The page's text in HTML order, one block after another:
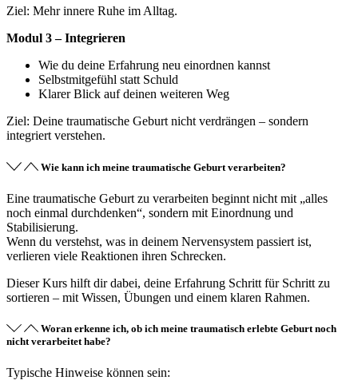
Ziel: Mehr innere Ruhe im Alltag.
Modul 3 – Integrieren
Wie du deine Erfahrung neu einordnen kannst
Selbstmitgefühl statt Schuld
Klarer Blick auf deinen weiteren Weg
Ziel: Deine traumatische Geburt nicht verdrängen – sondern
integriert verstehen.
Wie kann ich meine traumatische Geburt verarbeiten?
Eine traumatische Geburt zu verarbeiten beginnt nicht mit „alles
noch einmal durchdenken“, sondern mit Einordnung und
Stabilisierung.
Wenn du verstehst, was in deinem Nervensystem passiert ist,
verlieren viele Reaktionen ihren Schrecken.
Dieser Kurs hilft dir dabei, deine Erfahrung Schritt für Schritt zu
sortieren – mit Wissen, Übungen und einem klaren Rahmen.
Woran erkenne ich, ob ich meine traumatisch erlebte Geburt noch
nicht verarbeitet habe?
Typische Hinweise können sein: